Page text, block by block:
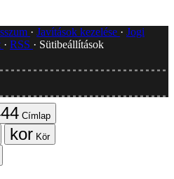
Javítások kezelése
Jogi
RSS
Sütibeállítások
Címlap
Kör